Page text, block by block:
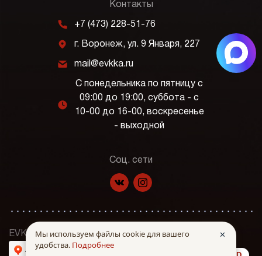
Контакты
m +7 (473) 228-51-76
j г. Воронеж, ул. 9 Января, 227
k mail@evkka.ru
l
С понедельника по пятницу с
09:00 до 19:00, суббота - с
10-00 до 16-00, воскресенье
- выходной
Соц. сети
f p
EVKKA © Все права защищены. 2026 г.
Мы используем файлы cookie для вашего
удобства. Подробнее
✕